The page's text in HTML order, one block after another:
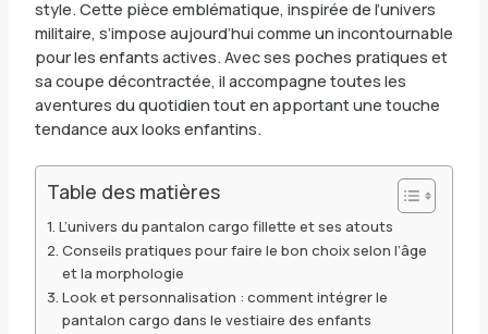
style. Cette pièce emblématique, inspirée de l’univers
militaire, s’impose aujourd’hui comme un incontournable
pour les enfants actives. Avec ses poches pratiques et
sa coupe décontractée, il accompagne toutes les
aventures du quotidien tout en apportant une touche
tendance aux looks enfantins.
Table des matières
L’univers du pantalon cargo fillette et ses atouts
Conseils pratiques pour faire le bon choix selon l’âge
et la morphologie
Look et personnalisation : comment intégrer le
pantalon cargo dans le vestiaire des enfants